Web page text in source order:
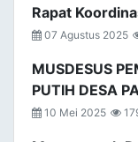
Rapat
07 Agustus 2025
MUSDESUS
PUTIH DESA
10 Mei 2025